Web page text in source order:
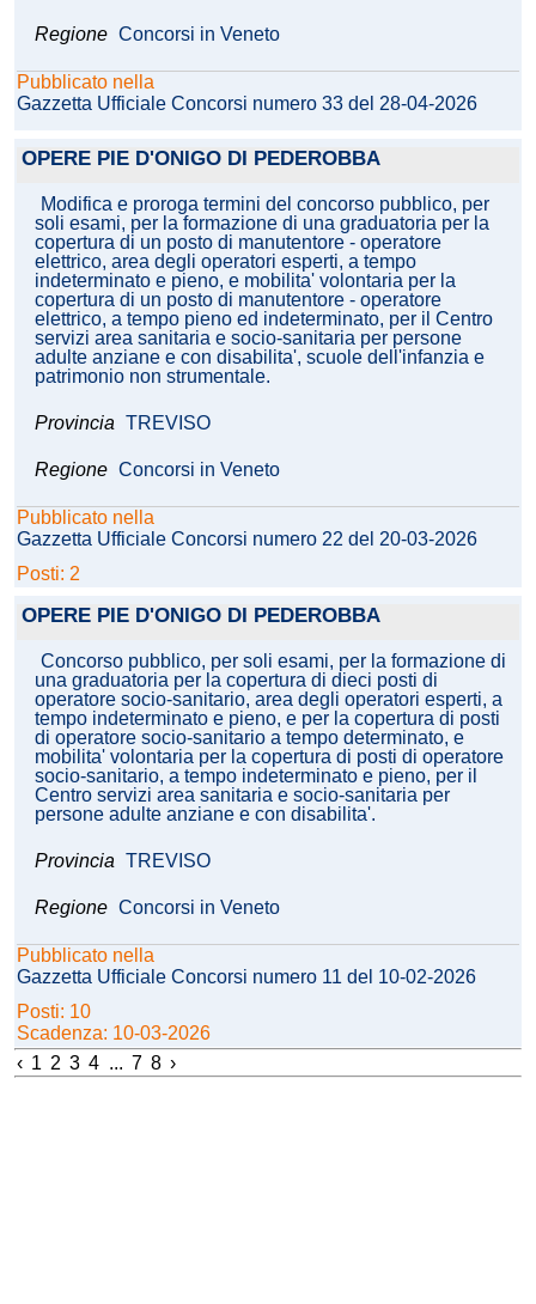
Regione Concorsi in Veneto
Pubblicato nella
Gazzetta Ufficiale Concorsi numero 33 del 28-04-2026
OPERE PIE D'ONIGO DI PEDEROBBA
Modifica e proroga termini del concorso pubblico, per
soli esami, per la formazione di una graduatoria per la
copertura di un posto di manutentore - operatore
elettrico, area degli operatori esperti, a tempo
indeterminato e pieno, e mobilita' volontaria per la
copertura di un posto di manutentore - operatore
elettrico, a tempo pieno ed indeterminato, per il Centro
servizi area sanitaria e socio-sanitaria per persone
adulte anziane e con disabilita', scuole dell'infanzia e
patrimonio non strumentale.
Provincia TREVISO
Regione Concorsi in Veneto
Pubblicato nella
Gazzetta Ufficiale Concorsi numero 22 del 20-03-2026
Posti: 2
OPERE PIE D'ONIGO DI PEDEROBBA
Concorso pubblico, per soli esami, per la formazione di
una graduatoria per la copertura di dieci posti di
operatore socio-sanitario, area degli operatori esperti, a
tempo indeterminato e pieno, e per la copertura di posti
di operatore socio-sanitario a tempo determinato, e
mobilita' volontaria per la copertura di posti di operatore
socio-sanitario, a tempo indeterminato e pieno, per il
Centro servizi area sanitaria e socio-sanitaria per
persone adulte anziane e con disabilita'.
Provincia TREVISO
Regione Concorsi in Veneto
Pubblicato nella
Gazzetta Ufficiale Concorsi numero 11 del 10-02-2026
Posti: 10
Scadenza: 10-03-2026
‹ 1 2 3 4 ... 7 8 ›